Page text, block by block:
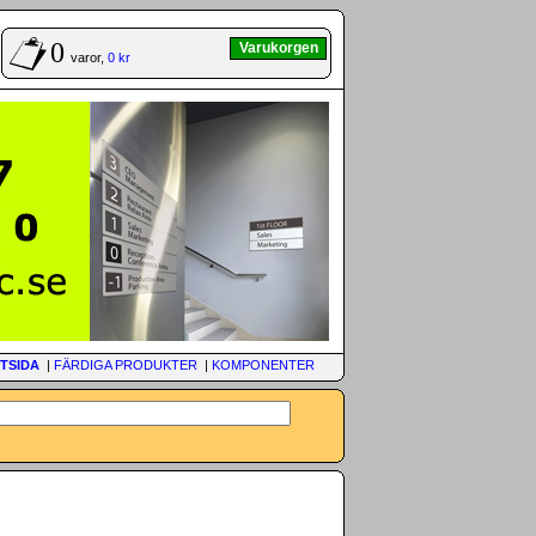
Varukorgen
0 varor,0 kr
| FÄRDIGA PRODUKTER | KOMPONENTER